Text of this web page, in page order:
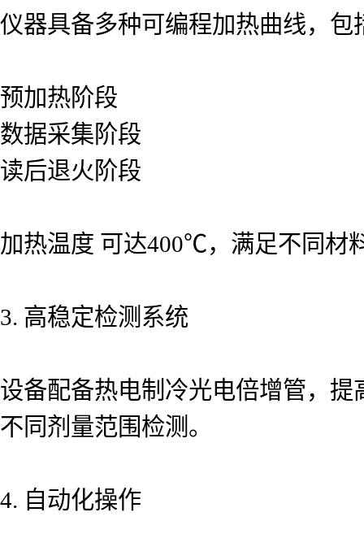
仪器具备多种可编程加热曲线，包
预加热阶段
数据采集阶段
读后退火阶段
加热温度 可达400℃，满足不同材
3. 高稳定检测系统
设备配备热电制冷光电倍增管，
不同剂量范围检测。
4. 自动化操作